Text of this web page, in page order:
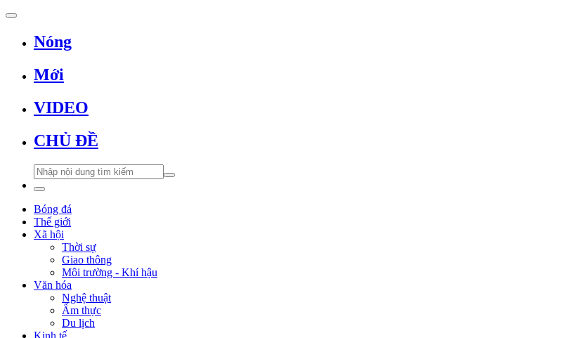
Nóng
Mới
VIDEO
CHỦ ĐỀ
Bóng đá
Thế giới
Xã hội
Thời sự
Giao thông
Môi trường - Khí hậu
Văn hóa
Nghệ thuật
Ẩm thực
Du lịch
Kinh tế